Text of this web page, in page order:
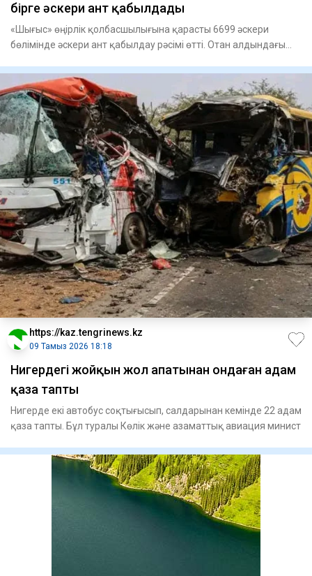
бірге әскери ант қабылдады
«Шығыс» өңірлік қолбасшылығына қарасты 6699 әскери
бөлімінде әскери ант қабылдау рәсімі өтті. Отан алдындағы
https://kaz.tengrinews.kz
09 Тамыз 2026 18:18
Нигердегі жойқын жол апатынан ондаған адам
қаза тапты
Нигерде екі автобус соқтығысып, салдарынан кемінде 22 адам
қаза тапты. Бұл туралы Көлік және азаматтық авиация минист